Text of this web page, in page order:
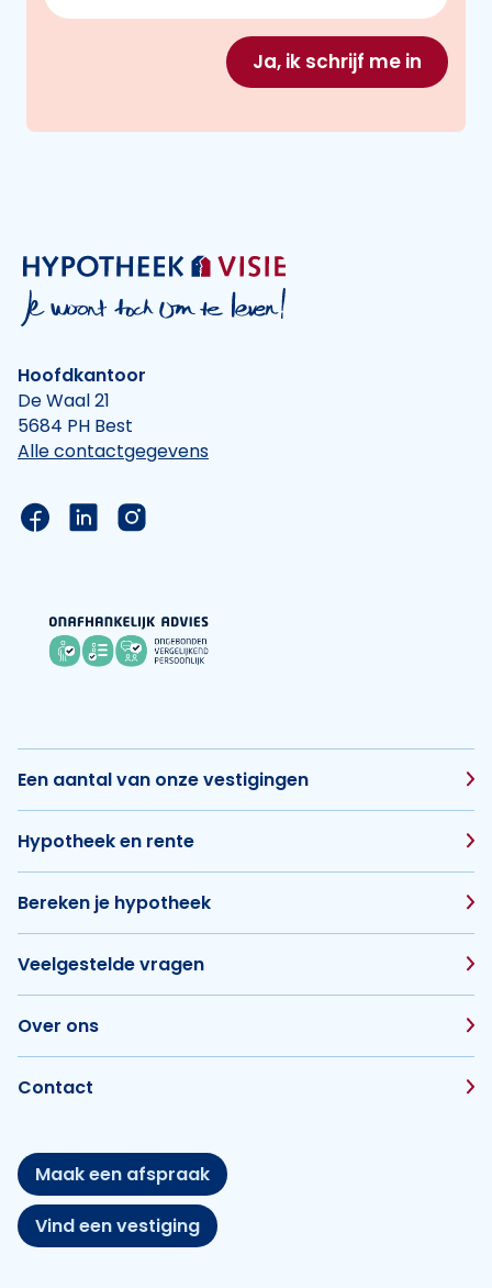
Ja, ik schrijf me in
Hoofdkantoor
De Waal 21
5684 PH Best
Alle contactgegevens
Link naar de Facebook pagina van Hypotheek
Link naar de LinkedIn pagina van
Link naar de Instagram pagina van
Een aantal van onze vestigingen
Hypotheek en rente
Bereken je hypotheek
Veelgestelde vragen
Over ons
Contact
Maak een afspraak
Vind een vestiging